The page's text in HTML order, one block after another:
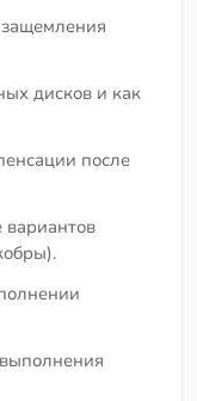
дисков и как
после